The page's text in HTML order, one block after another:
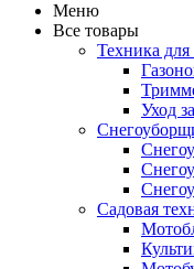
Меню
Все товары
Техника для
Уход
Садовая